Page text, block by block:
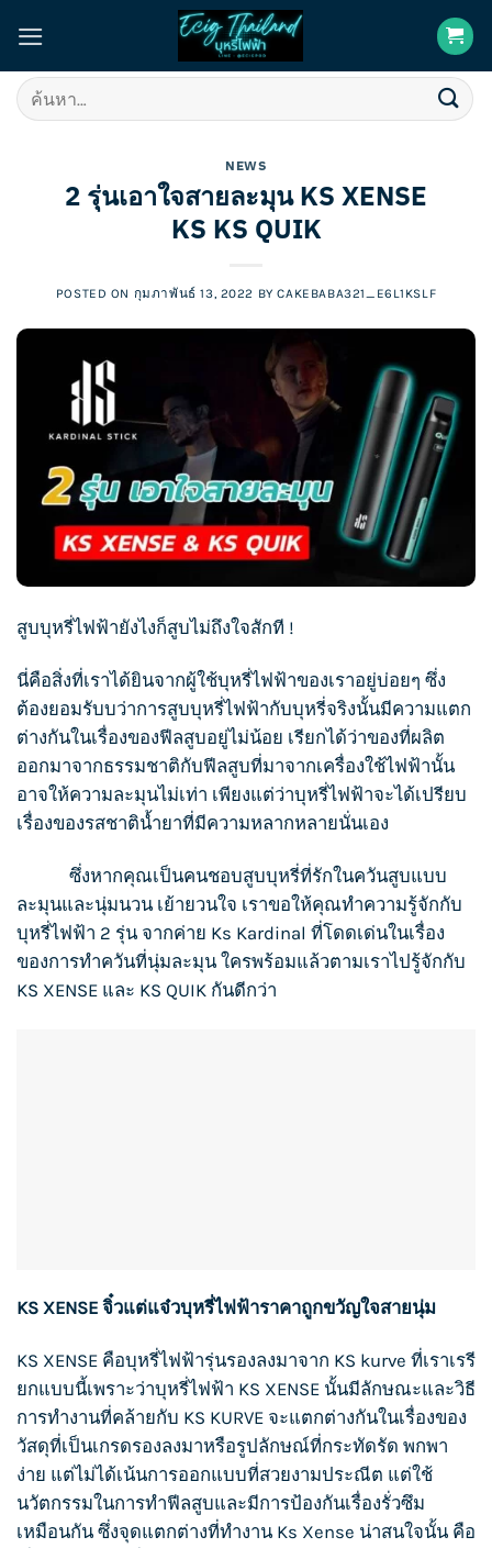
content
ค้นหา:
NEWS
2 รุ่นเอาใจสายละมุน KS XENSE
KS KS QUIK
POSTED ON กุมภาพันธ์ 13, 2022 BYCAKEBABA321_E6L1KSLF
สูบบุหรี่ไฟฟ้ายังไงก็สูบไม่ถึงใจสักที !
นี่คือสิ่งที่เราได้ยินจากผู้ใช้บุหรี่ไฟฟ้าของเราอยู่บ่อยๆ ซึ่ง
ต้องยอมรับบว่าการสูบบุหรี่ไฟฟ้ากับบุหรี่จริงนั้นมีความแตก
ต่างกันในเรื่องของฟีลสูบอยู่ไม่น้อย เรียกได้ว่าของที่ผลิต
ออกมาจากธรรมชาติกับฟีลสูบที่มาจากเครื่องใช้ไฟฟ้านั้น
อาจให้ความละมุนไม่เท่า เพียงแต่ว่าบุหรี่ไฟฟ้าจะได้เปรียบ
เรื่องของรสชาติน้ำยาที่มีความหลากหลายนั่นเอง
ซึ่งหากคุณเป็นคนชอบสูบบุหรี่ที่รักในควันสูบแบบ
ละมุนและนุ่มนวน เย้ายวนใจ เราขอให้คุณทำความรู้จักกับ
บุหรี่ไฟฟ้า 2 รุ่น จากค่าย Ks Kardinal ที่โดดเด่นในเรื่อง
ของการทำควันที่นุ่มละมุน ใครพร้อมแล้วตามเราไปรู้จักกับ
KS XENSE และ KS QUIK กันดีกว่า
KS XENSE จิ๋วแต่แจ๋วบุหรี่ไฟฟ้าราคาถูกขวัญใจสายนุ่ม
KS XENSE คือบุหรี่ไฟฟ้ารุ่นรองลงมาจาก KS kurve ที่เราเรรี
ยกแบบนี้เพราะว่าบุหรี่ไฟฟ้า KS XENSE นั้นมีลักษณะและวิธี
การทำงานที่คล้ายกับ KS KURVE จะแตกต่างกันในเรื่องของ
วัสดุที่เป็นเกรดรองลงมาหรือรูปลักษณ์ที่กระทัดรัด พกพา
ง่าย แต่ไม่ได้เน้นการออกแบบที่สวยงามประณีต แต่ใช้
นวัตกรรมในการทำฟีลสูบและมีการป้องกันเรื่องรั่วซึม
เหมือนกัน ซึ่งจุดแตกต่างที่ทำงาน Ks Xense น่าสนใจนั้น คือ